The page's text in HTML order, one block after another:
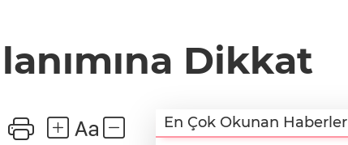
Dikkat
En Çok Okunan Haberler